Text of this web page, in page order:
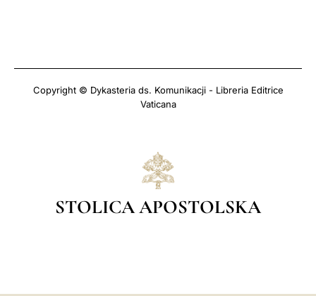
Copyright © Dykasteria ds. Komunikacji - Libreria Editrice
Vaticana
STOLICA APOSTOLSKA